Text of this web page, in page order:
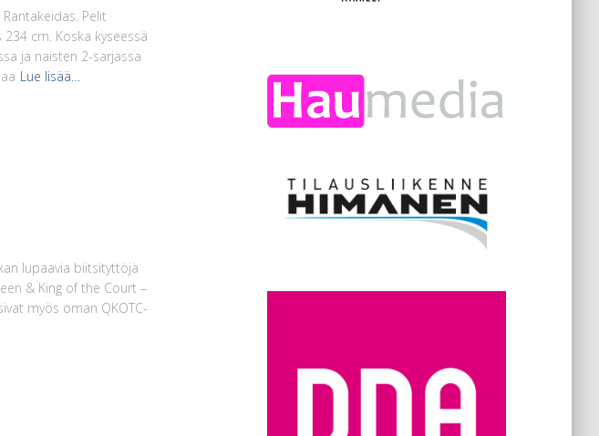
Pelit
cm. Koska kyseessä
ja naisten 2-sarjassa
Lue lisää…
lupaavia biitsityttöjä
& King of the Court –
myös oman QKOTC-